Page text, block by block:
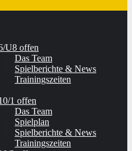
U8 offen
Das Team
Spielberichte & News
Trainingszeiten
1 offen
Das Team
Spielplan
Spielberichte & News
Trainingszeiten